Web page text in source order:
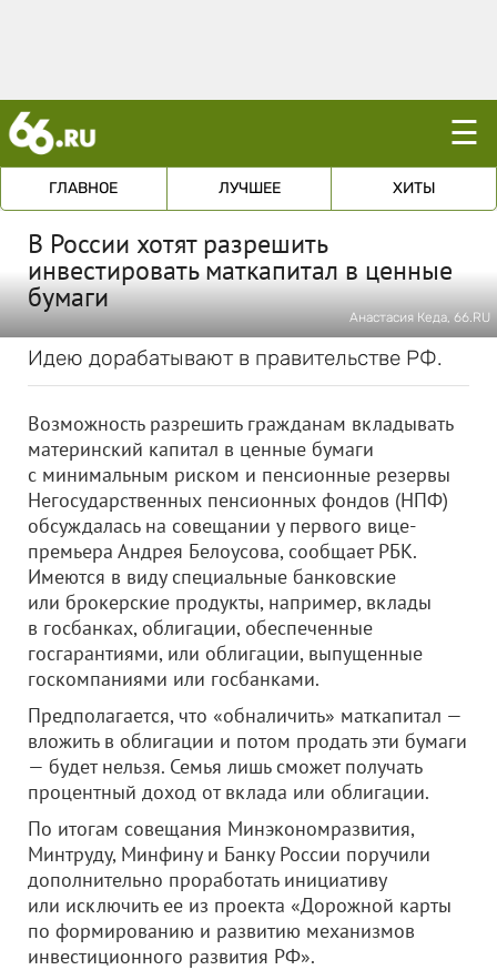
☰
ГЛАВНОЕ ЛУЧШЕЕ ХИТЫ
В России хотят разрешить
инвестировать маткапитал в ценные
бумаги
Анастасия Кеда, 66.RU
Идею дорабатывают в правительстве РФ.
Возможность разрешить гражданам вкладывать
материнский капитал в ценные бумаги
с минимальным риском и пенсионные резервы
Негосударственных пенсионных фондов (НПФ)
обсуждалась на совещании у первого вице-
премьера Андрея Белоусова, сообщает РБК.
Имеются в виду специальные банковские
или брокерские продукты, например, вклады
в госбанках, облигации, обеспеченные
госгарантиями, или облигации, выпущенные
госкомпаниями или госбанками.
Предполагается, что «обналичить» маткапитал —
вложить в облигации и потом продать эти бумаги
— будет нельзя. Семья лишь сможет получать
процентный доход от вклада или облигации.
По итогам совещания Минэкономразвития,
Минтруду, Минфину и Банку России поручили
дополнительно проработать инициативу
или исключить ее из проекта «Дорожной карты
по формированию и развитию механизмов
инвестиционного развития РФ».